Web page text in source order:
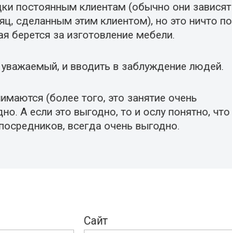
постоянным клиентам (обычно они зависят
сделанным этим клиентом), но это ничто по
берется за изготовление мебели.
и вводить в заблуждение людей.
(более того, это занятие очень
А если это выгодно, то и ослу понятно, что
всегда очень выгодно.
Сайт